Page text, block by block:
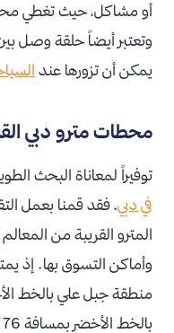
أو مشاكل، حيث تغطي
وتعتبر أيضاً حلقة وصل
يمكن أن تزورها عند
محطات مترو دبي
توفيراً لمعاناة البحث
في دبي، فقد قمنا بعمل
المترو القريبة من المعالم
وأماكن التسوق بها. إذ
منطقة جبل علي بالخط